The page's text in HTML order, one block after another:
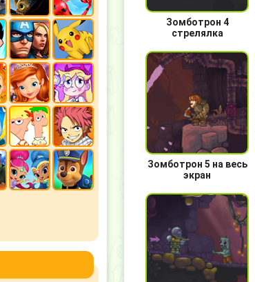
Зомботрон 4
стрелялка
Зомботрон 5 на весь
экран